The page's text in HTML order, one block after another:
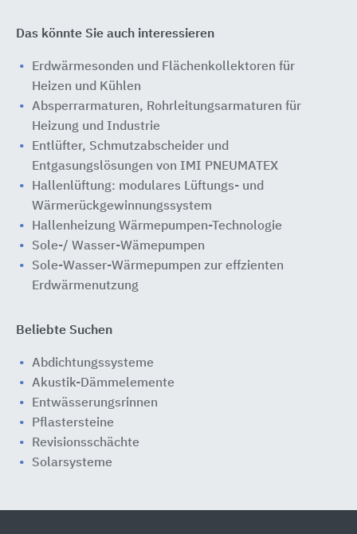
Das könnte Sie auch interessieren
Erdwärmesonden und Flächenkollektoren für
Heizen und Kühlen
Absperrarmaturen, Rohrleitungsarmaturen für
Heizung und Industrie
Entlüfter, Schmutzabscheider und
Entgasungslösungen von IMI PNEUMATEX
Hallenlüftung: modulares Lüftungs- und
Wärmerückgewinnungssystem
Hallenheizung Wärmepumpen-Technologie
Sole-/ Wasser-Wämepumpen
Sole-Wasser-Wärmepumpen zur effzienten
Erdwärmenutzung
Beliebte Suchen
Abdichtungssysteme
Akustik-Dämmelemente
Entwässerungsrinnen
Pflastersteine
Revisionsschächte
Solarsysteme